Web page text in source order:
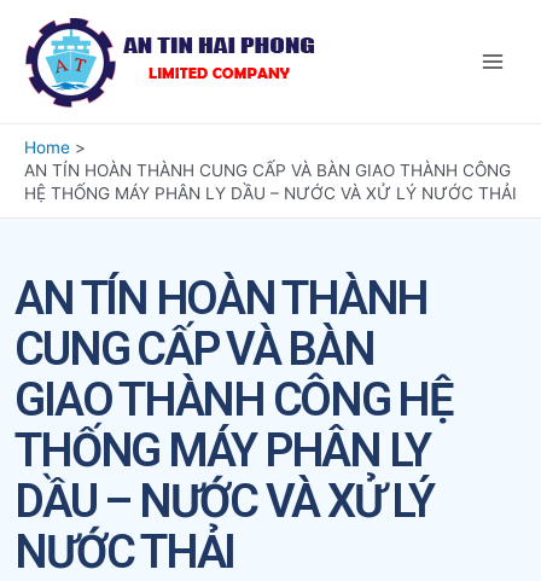
Home
AN TÍN HOÀN THÀNH CUNG CẤP VÀ BÀN GIAO THÀNH CÔNG
HỆ THỐNG MÁY PHÂN LY DẦU – NƯỚC VÀ XỬ LÝ NƯỚC THẢI
AN TÍN HOÀN THÀNH
CUNG CẤP VÀ BÀN
GIAO THÀNH CÔNG HỆ
THỐNG MÁY PHÂN LY
DẦU – NƯỚC VÀ XỬ LÝ
NƯỚC THẢI